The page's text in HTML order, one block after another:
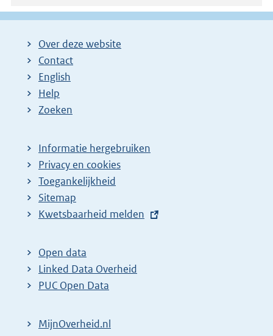
Over deze website
Contact
English
Help
Zoeken
Informatie hergebruiken
Privacy en cookies
Toegankelijkheid
Sitemap
E
t
e
r
l
Kwetsbaarheid melden
Open data
Linked Data Overheid
PUC Open Data
MijnOverheid.nl